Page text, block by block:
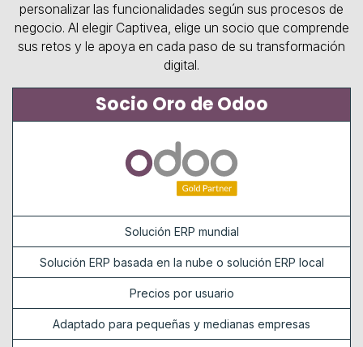
personalizar las funcionalidades según sus procesos de
negocio. Al elegir Captivea, elige un socio que comprende
sus retos y le apoya en cada paso de su transformación
digital.
Socio Oro de Odoo
Solución ERP mundial
Solución ERP basada en la nube o solución ERP local
Precios por usuario
Adaptado para pequeñas y medianas empresas